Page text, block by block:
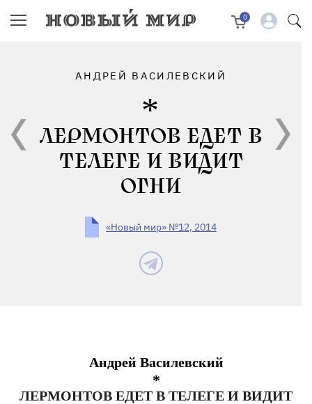
0
АНДРЕЙ ВАСИЛЕВСКИЙ
ЛЕРМОНТОВ ЕДЕТ В
ТЕЛЕГЕ И ВИДИТ
ОГНИ
«Новый мир» №12, 2014
Андрей Василевский
*
ЛЕРМОНТОВ ЕДЕТ В ТЕЛЕГЕ И ВИДИТ